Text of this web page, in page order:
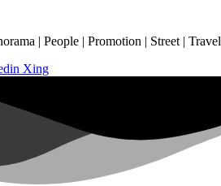
| People | Promotion | Street | Travel
Xing